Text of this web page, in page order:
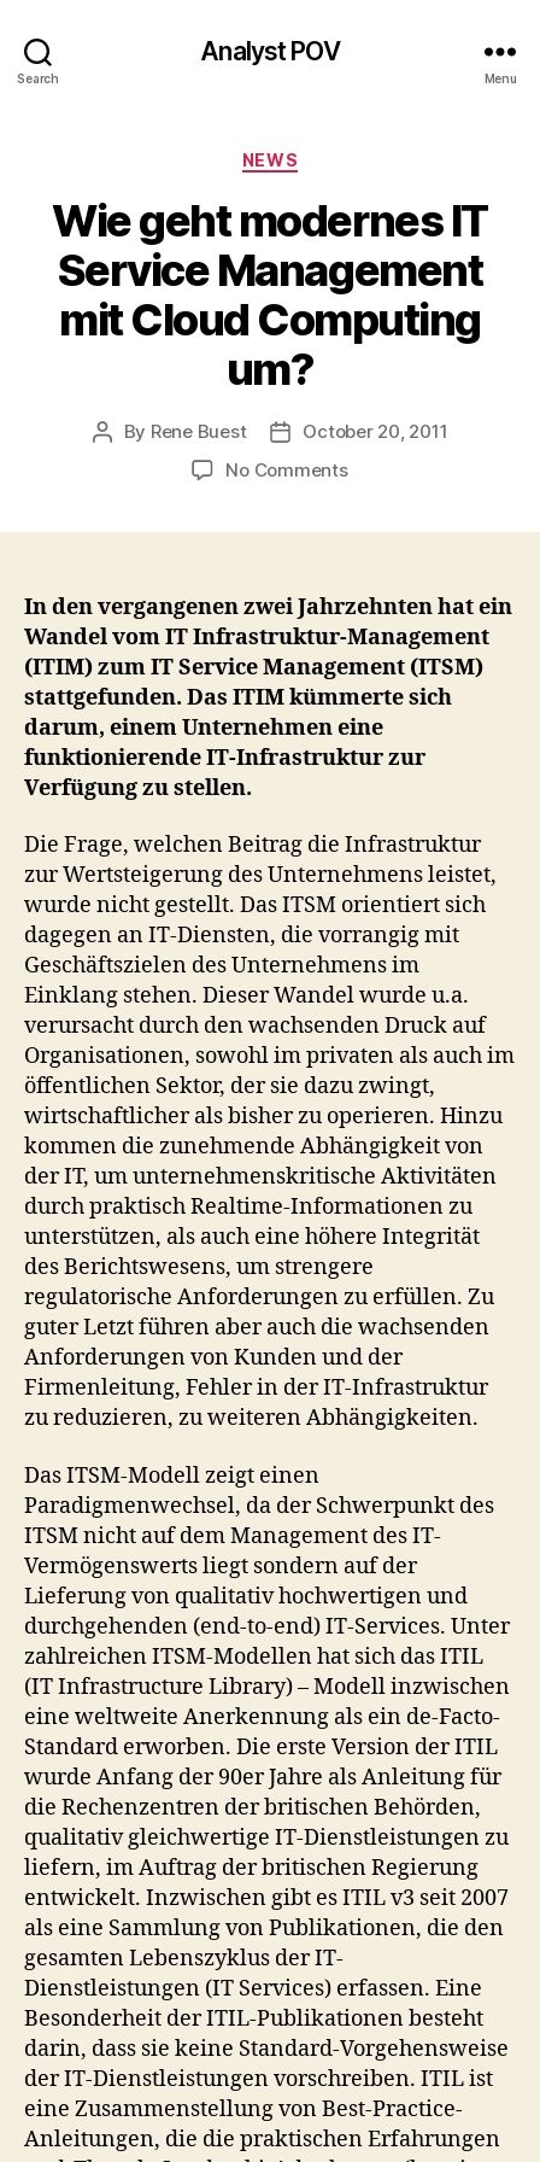
Search
Analyst POV
Menu
Categories
NEWS
Wie geht modernes IT
Service Management
mit Cloud Computing
um?
Post
By Rene Buest
PostOctober 20, 2011
No Commentson
Service
Management
Cloud
Computing
um?
In den vergangenen zwei Jahrzehnten hat ein
Wandel vom IT Infrastruktur-Management
(ITIM) zum IT Service Management (ITSM)
stattgefunden. Das ITIM kümmerte sich
darum, einem Unternehmen eine
funktionierende IT-Infrastruktur zur
Verfügung zu stellen.
Die Frage, welchen Beitrag die Infrastruktur
zur Wertsteigerung des Unternehmens leistet,
wurde nicht gestellt. Das ITSM orientiert sich
dagegen an IT-Diensten, die vorrangig mit
Geschäftszielen des Unternehmens im
Einklang stehen. Dieser Wandel wurde u.a.
verursacht durch den wachsenden Druck auf
Organisationen, sowohl im privaten als auch im
öffentlichen Sektor, der sie dazu zwingt,
wirtschaftlicher als bisher zu operieren. Hinzu
kommen die zunehmende Abhängigkeit von
der IT, um unternehmenskritische Aktivitäten
durch praktisch Realtime-Informationen zu
unterstützen, als auch eine höhere Integrität
des Berichtswesens, um strengere
regulatorische Anforderungen zu erfüllen. Zu
guter Letzt führen aber auch die wachsenden
Anforderungen von Kunden und der
Firmenleitung, Fehler in der IT-Infrastruktur
zu reduzieren, zu weiteren Abhängigkeiten.
Das ITSM-Modell zeigt einen
Paradigmenwechsel, da der Schwerpunkt des
ITSM nicht auf dem Management des IT-
Vermögenswerts liegt sondern auf der
Lieferung von qualitativ hochwertigen und
durchgehenden (end-to-end) IT-Services. Unter
zahlreichen ITSM-Modellen hat sich das ITIL
(IT Infrastructure Library) – Modell inzwischen
eine weltweite Anerkennung als ein de-Facto-
Standard erworben. Die erste Version der ITIL
wurde Anfang der 90er Jahre als Anleitung für
die Rechenzentren der britischen Behörden,
qualitativ gleichwertige IT-Dienstleistungen zu
liefern, im Auftrag der britischen Regierung
entwickelt. Inzwischen gibt es ITIL v3 seit 2007
als eine Sammlung von Publikationen, die den
gesamten Lebenszyklus der IT-
Dienstleistungen (IT Services) erfassen. Eine
Besonderheit der ITIL-Publikationen besteht
darin, dass sie keine Standard-Vorgehensweise
der IT-Dienstleistungen vorschreiben. ITIL ist
eine Zusammenstellung von Best-Practice-
Anleitungen, die die praktischen Erfahrungen